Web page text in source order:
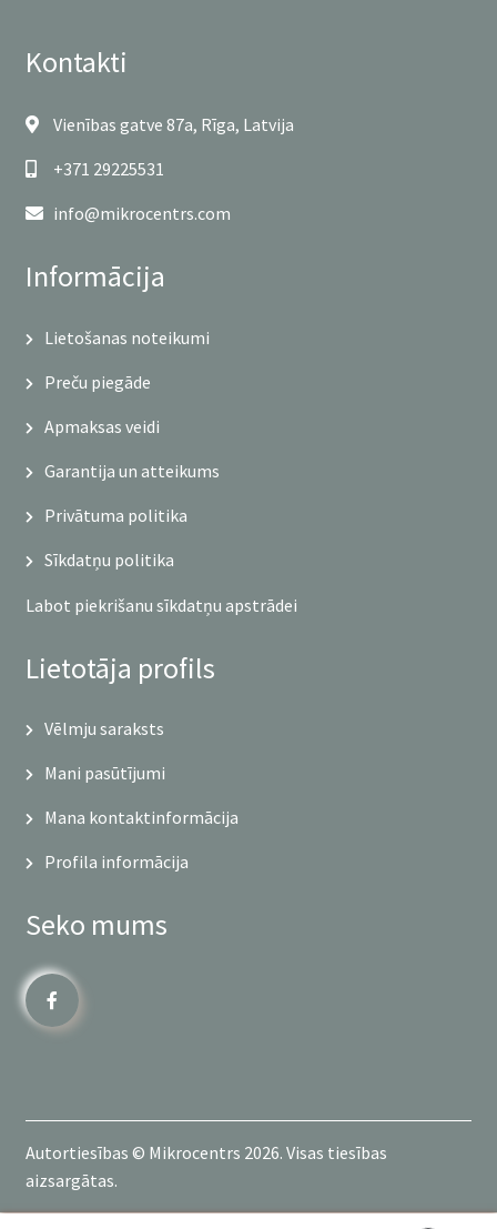
Kontakti
Vienības gatve 87a, Rīga, Latvija
+371 29225531
info@mikrocentrs.com
Informācija
Lietošanas noteikumi
Preču piegāde
Apmaksas veidi
Garantija un atteikums
Privātuma politika
Sīkdatņu politika
Labot piekrišanu sīkdatņu apstrādei
Lietotāja profils
Vēlmju saraksts
Mani pasūtījumi
Mana kontaktinformācija
Profila informācija
Seko mums
Autortiesības © Mikrocentrs 2026. Visas tiesības
aizsargātas.